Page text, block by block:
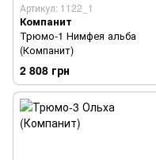
Артикул: 1122_1
Компанит
Трюмо-1 Нимфея альба
(Компанит)
2 808 грн